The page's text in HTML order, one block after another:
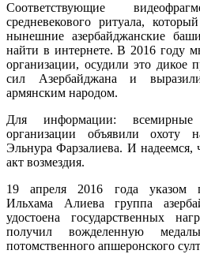
Соответствующие
средневекового ритуала,
нынешние азербайджанские
найти в интернете. В 2016 году
организации, осудили это дикое
сил Азербайджана и
армянским народом.
Для информации:
организации объявили охоту
Эльнура Фарзалиева. И
акт возмездия.
19 апреля 2016 года указом
Ильхама Алиева группа
удостоена государственных
получил вожделенную
потомственного апшеронского